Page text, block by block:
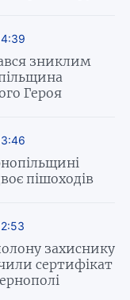
зниклим
Героя
пішоходів
захиснику
сертифікат